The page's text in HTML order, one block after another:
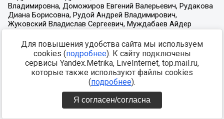
Для повышения удобства сайта мы используем
cookies (подробнее). К сайту подключены
сервисы Yandex.Metrika, LiveInternet, top.mail.ru,
которые также используют файлы cookies
(подробнее).
Я согласен/согласна